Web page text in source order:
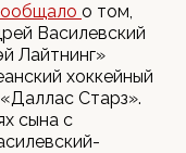
о том,
Василевский
Лайтнинг»
хоккейный
Старз».
сына с